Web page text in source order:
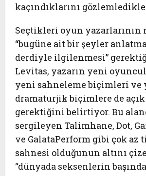
kaçındıklarını
Seçtikleri oyun
“bugüne ait bir şeyler
derdiyle ilgilenmesi”
Levitas, yazarın yeni
yeni sahneleme biçimleri ve
dramaturjik biçimlere de açık
gerektiğini belirtiyor. Bu
sergileyen Talimhane, Dot,
ve GalataPerform gibi çok az
sahnesi olduğunun altını
“dünyada seksenlerin